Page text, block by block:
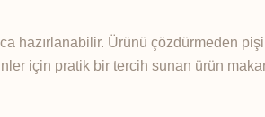
hazırlanabilir. Ürünü çözdürmeden
için pratik bir tercih sunan ürün